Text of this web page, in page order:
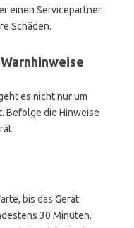
einen Servicepartner.
Schäden.
es nicht nur um
Befolge die Hinweise
bis das Gerät
30 Minuten.